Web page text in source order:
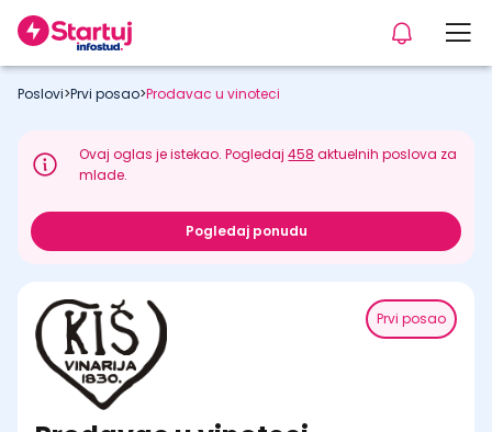
Poslovi>Prvi posao>Prodavac u vinoteci
Ovaj oglas je istekao. Pogledaj458 aktuelnih poslova za
mlade.
Pogledaj ponudu
Prvi posao